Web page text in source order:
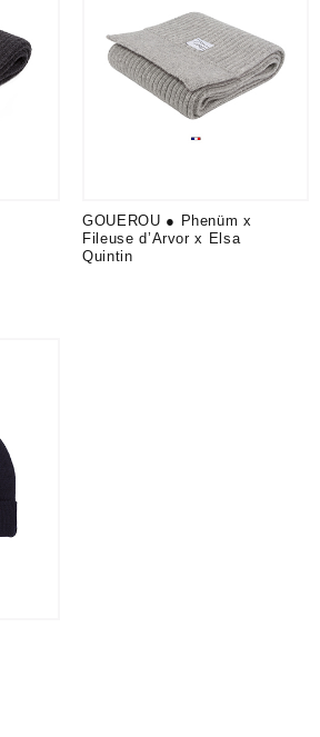
GOUEROU ● Phenüm x
Fileuse d’Arvor x Elsa
Quintin